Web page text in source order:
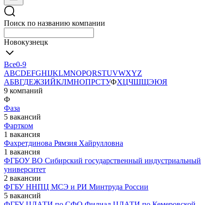
Поиск по названию компании
Новокузнецк
Все0-9
ABCDEFGHIJKLMNOPQRSTUVWXYZ
АБВГДЕЖЗИЙКЛМНОПРСТУФХЦЧШЩЭЮЯ
9 компаний
Ф
Фаза
5 вакансий
Фартком
1 вакансия
Фахретдинова Рямзия Хайрулловна
1 вакансия
ФГБОУ ВО Сибирский государственный индустриальный
университет
2 вакансии
ФГБУ ННПЦ МСЭ и РИ Минтруда России
5 вакансий